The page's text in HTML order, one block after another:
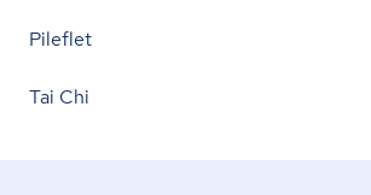
Pileflet
Tai Chi